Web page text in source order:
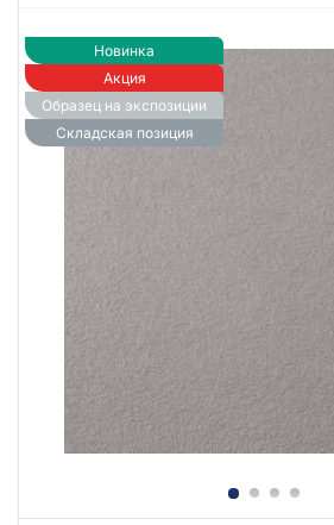
Новинка
Акция
Образец на экспозиции
Складская позиция